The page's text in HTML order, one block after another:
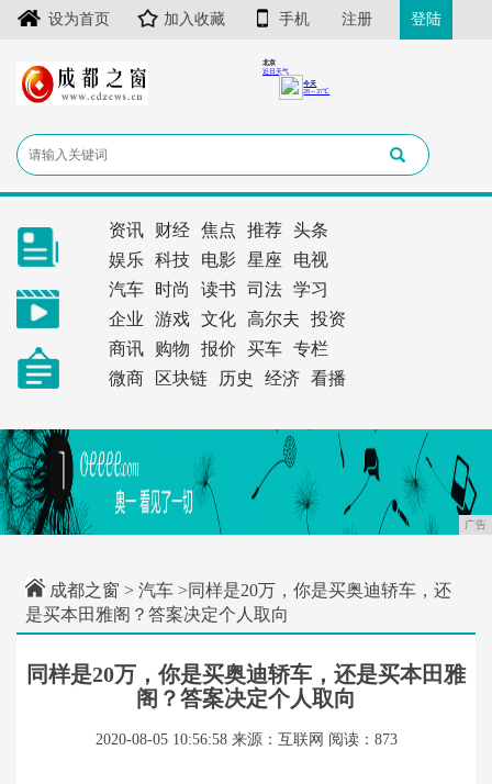
设为首页 加入收藏 手机 注册 登陆
资讯 财经 焦点 推荐
头条
娱乐
科技 电影 星座
电视
汽车
时尚 读书 司法
学习
企业
游戏 文化 高尔夫
投资
商讯
购物 报价 买车
专栏
微商
区块链 历史 经济 看播
广告
成都之窗 > 汽车 >同样是20万，你是买奥迪轿车，还
是买本田雅阁？答案决定个人取向
同样是20万，你是买奥迪轿车，还是买本田雅
阁？答案决定个人取向
2020-08-05 10:56:58 来源：互联网 阅读：873